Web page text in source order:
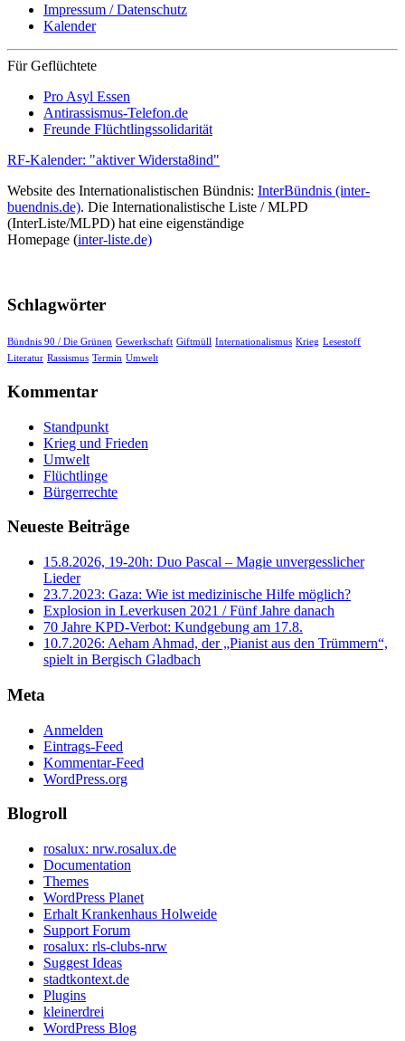
Impressum / Datenschutz
Kalender
Für Geflüchtete
Pro Asyl Essen
Antirassismus-Telefon.de
Freunde Flüchtlingssolidarität
RF-Kalender: "aktiver Widersta8ind"
Website des Internationalistischen Bündnis: InterBündnis (inter-
buendnis.de). Die Internationalistische Liste / MLPD
(InterListe/MLPD) hat eine eigenständige
Homepage (inter-liste.de)
Schlagwörter
Bündnis 90 / Die Grünen Gewerkschaft Giftmüll Internationalismus Krieg Lesestoff
Literatur Rassismus Termin Umwelt
Kommentar
Standpunkt
Krieg und Frieden
Umwelt
Flüchtlinge
Bürgerrechte
Neueste Beiträge
15.8.2026, 19-20h: Duo Pascal – Magie unvergesslicher
Lieder
23.7.2023: Gaza: Wie ist medizinische Hilfe möglich?
Explosion in Leverkusen 2021 / Fünf Jahre danach
70 Jahre KPD‑Verbot: Kundgebung am 17.8.
10.7.2026: Aeham Ahmad, der „Pianist aus den Trümmern“,
spielt in Bergisch Gladbach
Meta
Anmelden
Eintrags-Feed
Kommentar-Feed
WordPress.org
Blogroll
rosalux: nrw.rosalux.de
Documentation
Themes
WordPress Planet
Erhalt Krankenhaus Holweide
Support Forum
rosalux: rls-clubs-nrw
Suggest Ideas
stadtkontext.de
Plugins
kleinerdrei
WordPress Blog